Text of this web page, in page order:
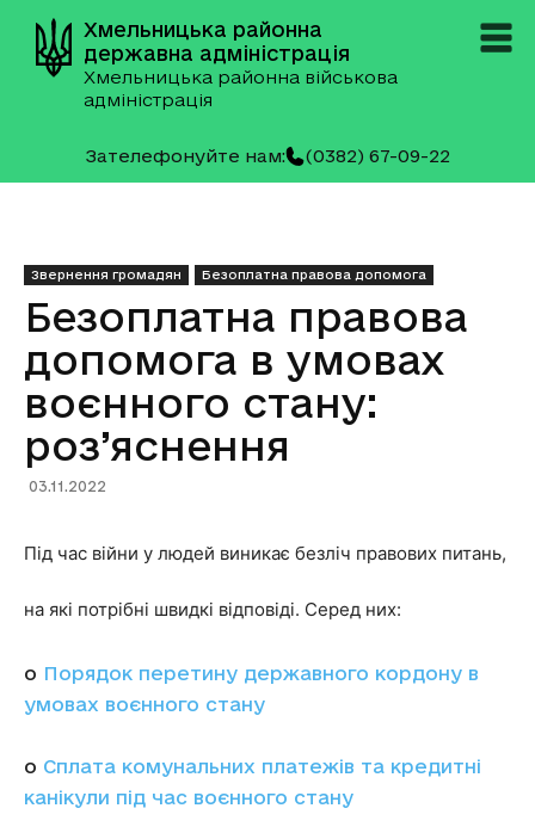
Хмельницька районна
державна адміністрація
Хмельницька районна військова
адміністрація
Зателефонуйте нам: (0382) 67-09-22
Звернення громадян Безоплатна правова допомога
Безоплатна правова
допомога в умовах
воєнного стану:
роз’яснення
03.11.2022
Під час війни у людей виникає безліч правових питань,
на які потрібні швидкі відповіді. Серед них:
o Порядок перетину державного кордону в
умовах воєнного стану
o Сплата комунальних платежів та кредитні
канікули під час воєнного стану